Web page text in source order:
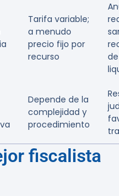
Tarifa variable;
a menudo
precio fijo por
recurso
de
Depende de la
complejidad y
procedimiento
fiscalista